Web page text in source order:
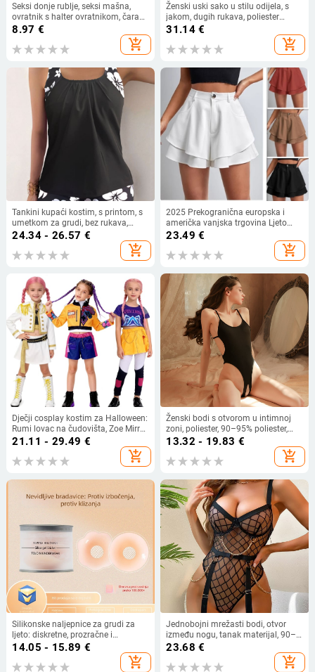
Seksi donje rublje, seksi mašna,
ovratnik s halter ovratnikom, čarape
s tregerima, prozirno jednodijelno
8.97 €
add_shopping_cart
Ženski uski sako u stilu odijela, s
jakom, dugih rukava, poliester
95%+, jesen 2024
31.14€
add_shopping_cart
Tankini kupaći kostim, s printom, s
umetkom za grudi, bez rukava,
poliester
24.34 - 26.57 €
add_shopping_cart
2025 Prekogranična europska i
američka vanjska trgovina Ljeto
Novi stil Ženske visoke struka
Dvoslojne labave modne ležerne
mikro hlače u jednoj boji
23.49 €
add_shopping_cart
Dječji cosplay kostim za Halloween:
Rumi lovac na čudovišta, Zoe Mirra
– ženski lik
21.11 - 29.49 €
add_shopping_cart
Ženski bodi s otvorom u intimnoj
zoni, poliester, 90–95% poliester,
stilovi rola: mornar i zečić
13.32 - 19.83 €
add_shopping_cart
Silikonske naljepnice za grudi za
ljeto: diskretne, prozračne i
nevidljive ispod odjeće; pogodne za
plivanje; univerzalne za sve veličine
dojki; dostupne u jednobojnim,
14.05 - 15.89 €
add_shopping_cart
Jednobojni mrežasti bodi, otvor
između nogu, tanak materijal, 90–
95% poliestera, gustoća tkanine
23.68 €
add_shopping_cart